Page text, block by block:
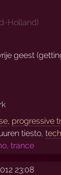
Holland)
geest
, progressive
tiesto,
trance
23:08